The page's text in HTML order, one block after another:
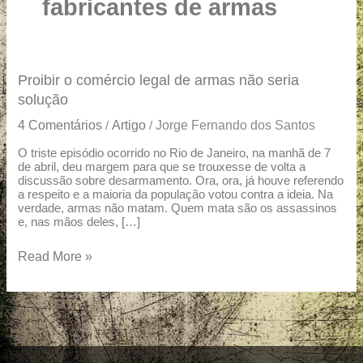
fabricantes de armas
Proibir o comércio legal de armas não seria
solução
4 Comentários /Artigo /Jorge Fernando dos Santos
O triste episódio ocorrido no Rio de Janeiro, na manhã de 7
de abril, deu margem para que se trouxesse de volta a
discussão sobre desarmamento. Ora, ora, já houve referendo
a respeito e a maioria da população votou contra a ideia. Na
verdade, armas não matam. Quem mata são os assassinos
e, nas mãos deles, […]
Proibir
o
legal
de
armas
não
seria
solução
Read More »